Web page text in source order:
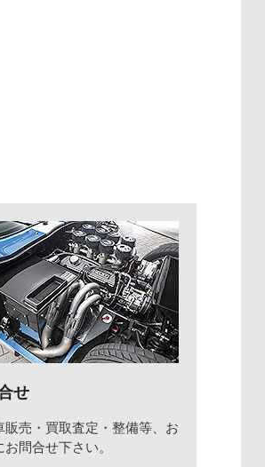
せ
販売・買取査定・整備等、お
お問合せ下さい。